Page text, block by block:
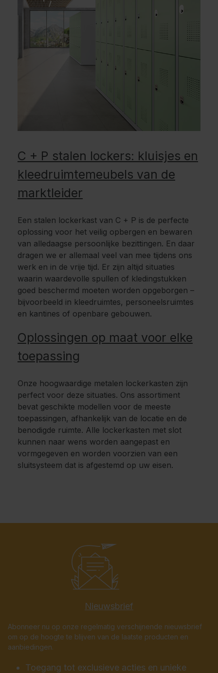
C + P stalen lockers: kluisjes en
kleedruimtemeubels van de
marktleider
Een stalen lockerkast van C + P is de perfecte
oplossing voor het veilig opbergen en bewaren
van alledaagse persoonlijke bezittingen. En daar
dragen we er allemaal veel van mee tijdens ons
werk en in de vrije tijd. Er zijn altijd situaties
waarin waardevolle spullen of kledingstukken
goed beschermd moeten worden opgeborgen –
bijvoorbeeld in kleedruimtes, personeelsruimtes
en kantines of openbare gebouwen.
Oplossingen op maat voor elke
toepassing
Onze hoogwaardige metalen lockerkasten zijn
perfect voor deze situaties. Ons assortiment
bevat geschikte modellen voor de meeste
toepassingen, afhankelijk van de locatie en de
benodigde ruimte. Alle lockerkasten met slot
kunnen naar wens worden aangepast en
vormgegeven en worden voorzien van een
sluitsysteem dat is afgestemd op uw eisen.
Nieuwsbrief
Abonneer nu op onze regelmatig verschijnende nieuwsbrief
om op de hoogte te blijven van de laatste producten en
aanbiedingen.
Toegang tot exclusieve acties en unieke